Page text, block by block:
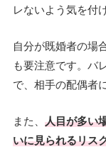
レないよう気を付
自分が既婚者の場
も要注意です。バ
で、相手の配偶者
また、 人目が多い
いに見られるリス